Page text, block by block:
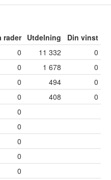
rader Utdelning
Din vinst
0 11 332
0
0 1 678
0
0 494
0
0 408
0
0
0
0
0
0